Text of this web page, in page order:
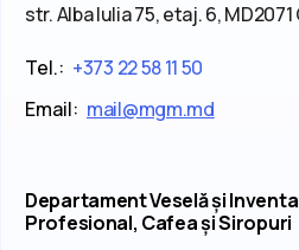
str. Alba Iulia 75, etaj. 6,
Tel.: +373 22 58 11 50
Email: mail@mgm.md
Departament Veselă și
Profesional, Cafea și Siropuri